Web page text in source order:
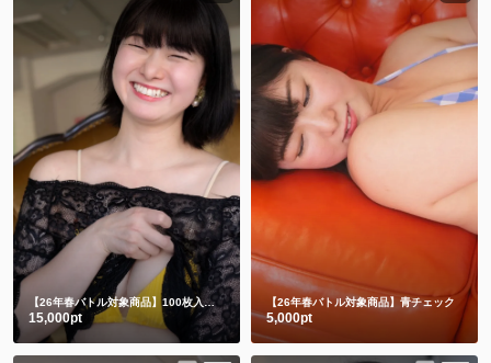
【26年春バトル対象商品】100枚入り写真集☺️💕
15,000pt
【26年春バトル対象商品】青チェック
5,000pt